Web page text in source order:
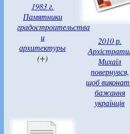
1983 г.
Памятники
градостроительства
и
архитектуры
(+)
2010 р.
Михаїл
повернувся,
щоб
бажання
українців